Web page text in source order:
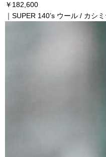
￥182,600
｜SUPER 140’s ウール / カシ